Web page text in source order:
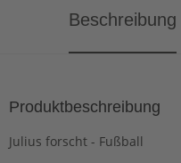
Beschreibung
Produktbeschreibung
Julius forscht - Fußball